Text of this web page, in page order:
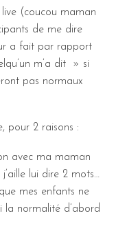
(coucou maman
de me dire
a fait par rapport
m’a dit » si
pas normaux
pour 2 raisons :
avec ma maman
lui dire 2 mots…
mes enfants ne
la normalité d’abord